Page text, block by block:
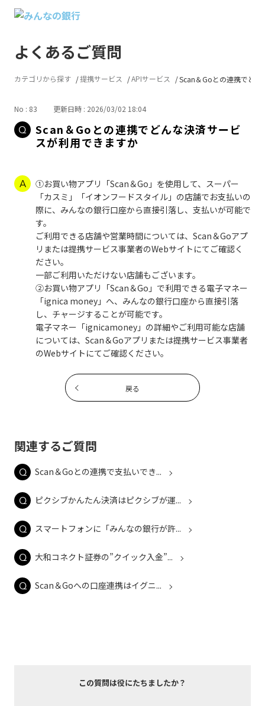
よくあるご質問
カテゴリから探す 提携サービス APIサービス Scan＆Goとの連携でどん
No : 83 更新日時 : 2026/03/02 18:04
Scan＆Goとの連携でどんな決済サービ
スが利用できますか
①お買い物アプリ「Scan＆Go」を使用して、スーパー
「カスミ」「イオンフードスタイル」の店舗でお支払いの
際に、みんなの銀行口座から直接引落し、支払いが可能で
す。
ご利用できる店舗や営業時間については、Scan＆Goアプ
リまたは提携サービス事業者のWebサイトにてご確認く
ださい。
一部ご利用いただけない店舗もございます。
②お買い物アプリ「Scan＆Go」で利用できる電子マネー
「ignica money」へ、みんなの銀行口座から直接引落
し、チャージすることが可能です。
電子マネー「ignicamoney」の詳細やご利用可能な店舗
については、Scan＆Goアプリまたは提携サービス事業者
のWebサイトにてご確認ください。
戻る
関連するご質問
Scan＆Goとの連携で支払いでき...
ピクシブかんたん決済はピクシブが運...
スマートフォンに「みんなの銀行が許...
大和コネクト証券の”クイック入金”...
Scan＆Goへの口座連携はイグニ...
この質問は役にたちましたか？